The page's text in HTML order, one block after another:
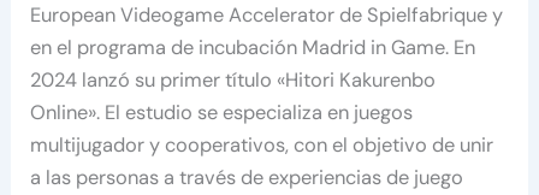
European Videogame Accelerator de Spielfabrique y
en el programa de incubación Madrid in Game. En
2024 lanzó su primer título «Hitori Kakurenbo
Online». El estudio se especializa en juegos
multijugador y cooperativos, con el objetivo de unir
a las personas a través de experiencias de juego